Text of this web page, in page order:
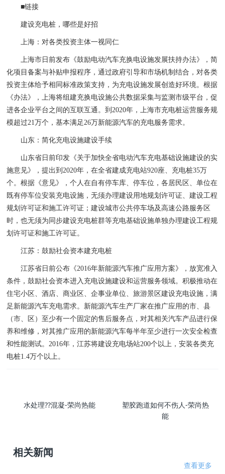
■链接
建设充电桩，哪些是好招
上海：对各类投资主体一视同仁
上海市日前发布《鼓励电动汽车充换电设施发展扶持办法》，简
化项目备案与补贴申报程序，通过政府引导和市场机制结合，对各类
投资主体给予相同标准政策支持，为充电设施发展创造好环境。根据
《办法》，上海将组建充换电设施公共数据采集与监测市级平台，促
进各企业平台之间的互联互通。到2020年，上海市充电桩运营服务规
模超过21万个，基本满足26万新能源汽车的充电服务需求。
山东：简化充电设施建设手续
山东省日前印发《关于加快全省电动汽车充电基础设施建设的实
施意见》，提出到2020年，在全省建成充电站920座、充电桩35万
个。根据《意见》，个人在自有停车库、停车位，各居民区、单位在
既有停车位安装充电设施，无须办理建设用地规划许可证、建设工程
规划许可证和施工许可证；建设城市公共停车场及高速公路服务区
时，也无须为同步建设充电桩群等充电基础设施单独办理建设工程规
划许可证和施工许可证。
江苏：鼓励社会资本建充电桩
江苏省日前公布《2016年新能源汽车推广应用方案》，放宽准入
条件，鼓励社会资本进入充电设施建设和运营服务领域。积极推动在
住宅小区、酒店、商业区、企事业单位、旅游景区建设充电设施，满
足新能源汽车充电需求。新能源汽车生产厂家在推广应用的市、县
（市、区）至少有一个固定的售后服务点，对其相关汽车产品进行保
养和维修，对其推广应用的新能源汽车每半年至少进行一次安全检查
和性能测试。2016年，江苏将建设充电场站200个以上，安装各类充
电桩1.4万个以上。
水处理??混凝-荣尚热能
塑胶跑道如何不伤人-荣尚热
能
相关新闻
查看更多